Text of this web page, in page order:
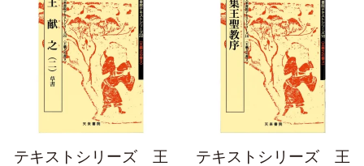
テキストシリーズ 王
テキストシリーズ 王